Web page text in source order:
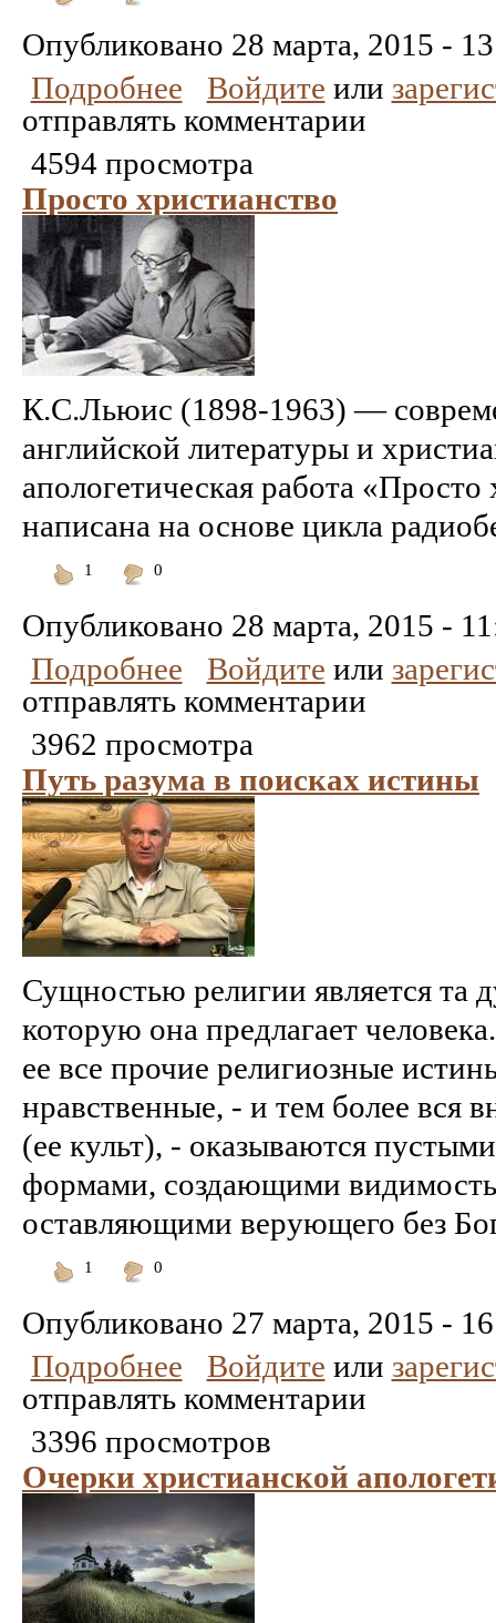
Опубликовано 28 марта, 2015 -
Подробнее
Войдите или
отправлять комментарии
4594 просмотра
Просто христианство
К.С.Льюис (1898-1963) —
английской литературы и
апологетическая работа «Просто
написана на основе цикла
1
0
Опубликовано 28 марта, 2015 -
Подробнее
Войдите или
отправлять комментарии
3962 просмотра
Путь разума в поисках истины
Сущностью религии является та
которую она предлагает
ее все прочие религиозные
нравственные, - и тем более вся
(ее культ), - оказываются
формами, создающими
оставляющими верующего без
1
0
Опубликовано 27 марта, 2015 -
Подробнее
Войдите или
отправлять комментарии
3396 просмотров
Очерки христианской